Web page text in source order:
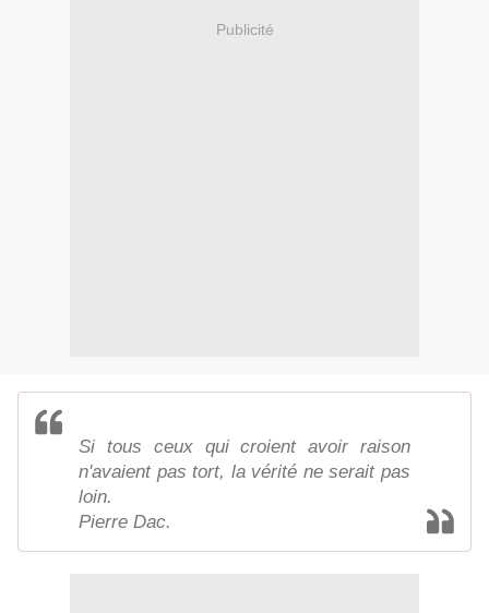
Publicité
Si tous ceux qui croient avoir raison
n'avaient pas tort, la vérité ne serait pas
loin.
Pierre Dac.